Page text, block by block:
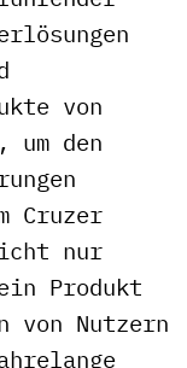
von
um den
Cruzer
nur
Produkt
von Nutzern